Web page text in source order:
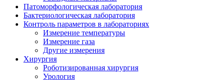
Патоморфологическая лаборатория
Бактериологическая лаборатория
Контроль параметров в лабораториях
Измерение температуры
Измерение газа
Другие измерения
Хирургия
Роботизированная хирургия
Урология